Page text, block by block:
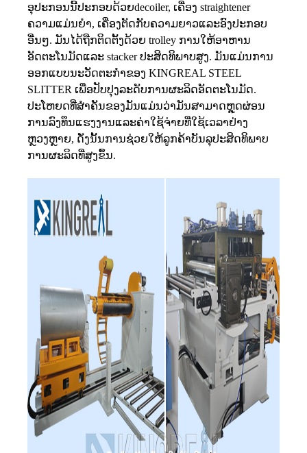
ອຸ​ປະ​ກອນ​ນີ້​ປະ​ກອບ​ດ້ວຍ​decoiler, ເຄື່ອງ straightener
ຄວາມແມ່ນຍໍາ, ເຄື່ອງຕັດກັບຄວາມຍາວແລະອົງປະກອບ
ອື່ນໆ. ມັນໄດ້ຖືກຕິດຕັ້ງດ້ວຍ trolley ການໃຫ້ອາຫານ
ອັດຕະໂນມັດແລະ stacker ປະສິດທິພາບສູງ. ມັນແມ່ນການ
ອອກແບບນະວັດຕະກໍາຂອງ KINGREAL STEEL
SLITTER ເພື່ອປັບປຸງລະດັບການຜະລິດອັດຕະໂນມັດ.
ປະໂຫຍດທີ່ສໍາຄັນຂອງມັນແມ່ນວ່າມັນສາມາດຫຼຸດຜ່ອນ
ການລົງທຶນແຮງງານແລະຄ່າໃຊ້ຈ່າຍທີ່ໃຊ້ເວລາຢ່າງ
ຫຼວງຫຼາຍ, ດັ່ງນັ້ນການຊ່ວຍໃຫ້ລູກຄ້າບັນລຸປະສິດທິພາບ
ການຜະລິດທີ່ສູງຂຶ້ນ.